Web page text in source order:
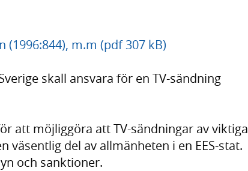
(1996:844), m.m (pdf 307 kB)
skall ansvara för en TV-sändning
att möjliggöra att TV-sändningar av viktiga
väsentlig del av allmänheten i en EES-stat.
och sanktioner.